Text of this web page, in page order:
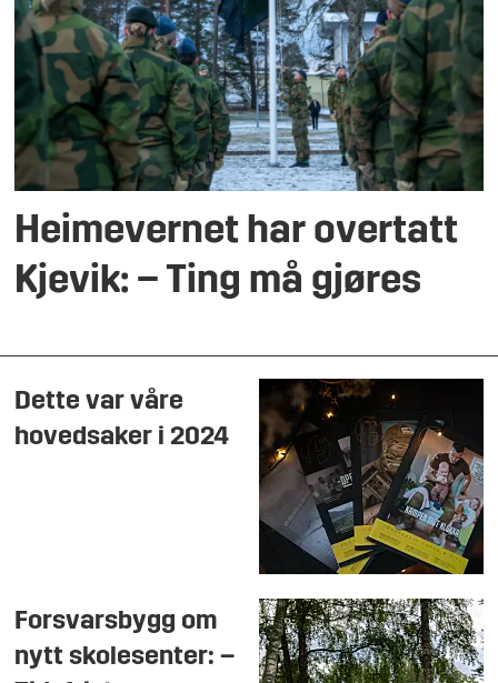
Heimevernet har overtatt
Kjevik: – Ting må gjøres
Dette var våre
hovedsaker i 2024
Forsvarsbygg om
nytt skolesenter: –